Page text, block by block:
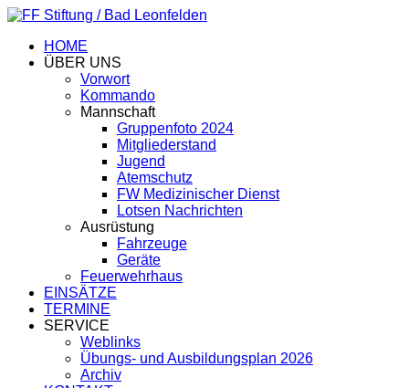
HOME
ÜBER UNS
Vorwort
Kommando
Mannschaft
Gruppenfoto 2024
Mitgliederstand
Jugend
Atemschutz
FW Medizinischer Dienst
Lotsen Nachrichten
Ausrüstung
Fahrzeuge
Geräte
Feuerwehrhaus
EINSÄTZE
TERMINE
SERVICE
Weblinks
Übungs- und Ausbildungsplan 2026
Archiv